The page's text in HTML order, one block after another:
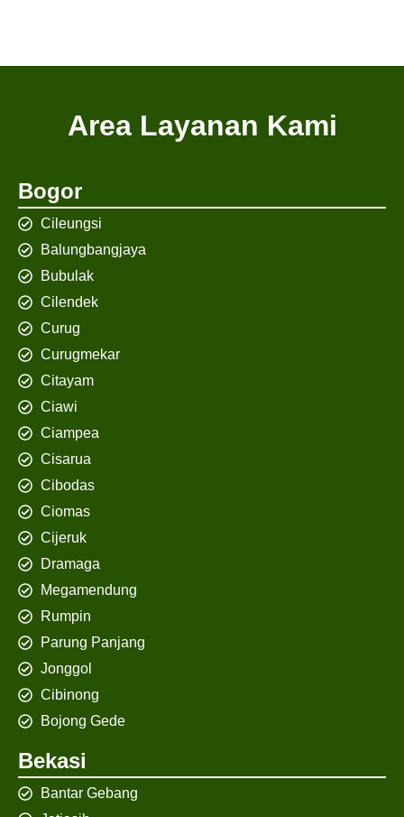
Area Layanan Kami
Bogor
Cileungsi
Balungbangjaya
Bubulak
Cilendek
Curug
Curugmekar
Citayam
Ciawi
Ciampea
Cisarua
Cibodas
Ciomas
Cijeruk
Dramaga
Megamendung
Rumpin
Parung Panjang
Jonggol
Cibinong
Bojong Gede
Bekasi
Bantar Gebang